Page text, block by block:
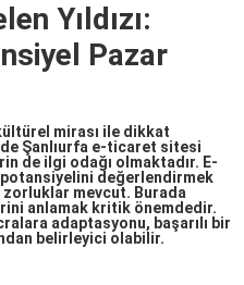
Yıldızı:
Pazar
mirası ile dikkat
Şanlıurfa e-ticaret sitesi
de ilgi odağı olmaktadır. E-
potansiyelini değerlendirmek
mevcut. Burada
anlamak kritik önemdedir.
adaptasyonu, başarılı bir
belirleyici olabilir.